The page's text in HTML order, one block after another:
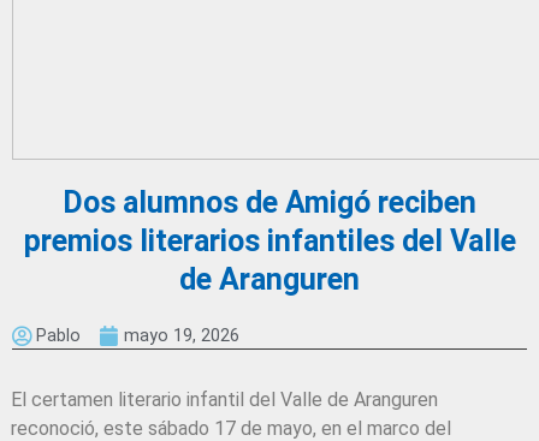
Dos alumnos de Amigó reciben
premios literarios infantiles del Valle
de Aranguren
Pablo mayo 19, 2026
El certamen literario infantil del Valle de Aranguren
reconoció, este sábado 17 de mayo, en el marco del